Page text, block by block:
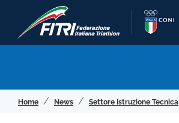
Home News Settore Istruzione Tecnica